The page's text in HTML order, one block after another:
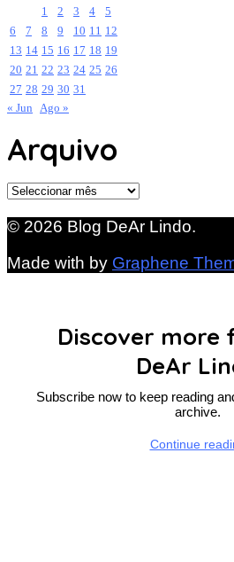
1
2 3 4
5
6
7 8 9 10 11 12
13 14 15 16 17 18 19
20 21 22 23 24 25 26
27 28 29 30 31
« Jun Ago »
Arquivo
Arquivo
© 2026 Blog DeAr Lindo.
Made with by Graphene
Discover more
DeAr
Subscribe now to keep reading
archive.
Continue